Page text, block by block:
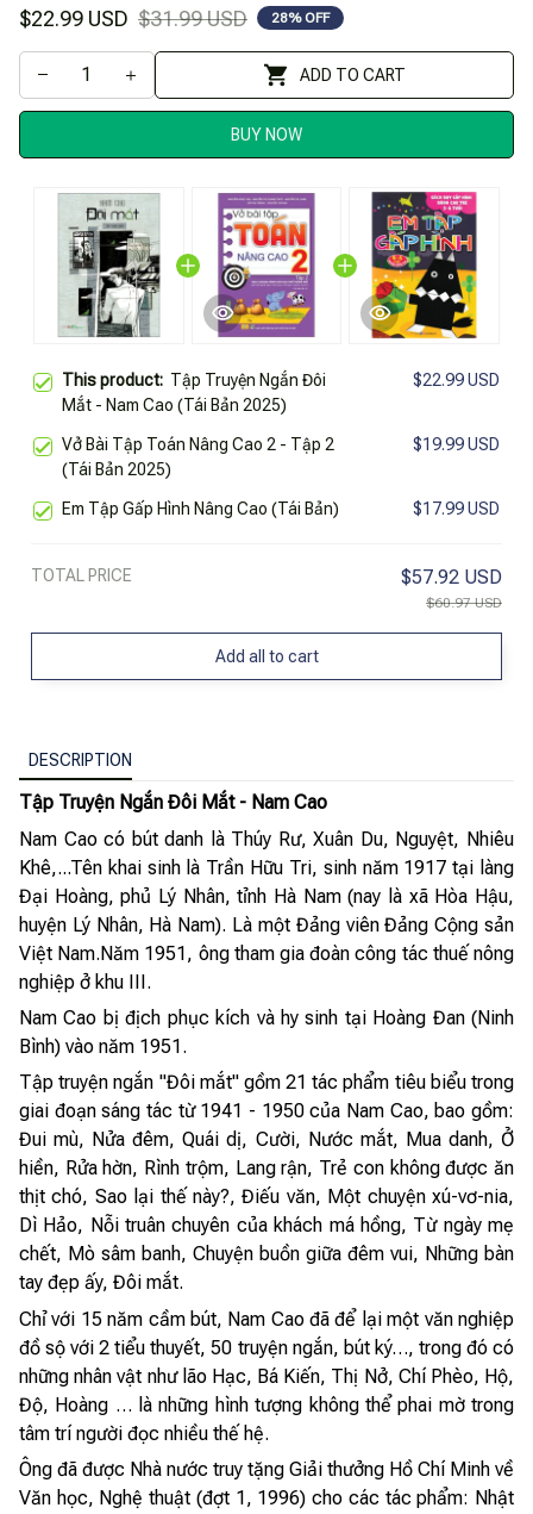
$22.99 USD $31.99 USD 28% OFF
ADD TO CART
BUY NOW
This product: Tập Truyện Ngắn Đôi
Mắt - Nam Cao (Tái Bản 2025)
$22.99 USD
Vở Bài Tập Toán Nâng Cao 2 - Tập 2
(Tái Bản 2025)
$19.99 USD
Em Tập Gấp Hình Nâng Cao (Tái Bản) $17.99 USD
TOTAL PRICE $57.92 USD
$60.97 USD
Add all to cart
DESCRIPTION
Tập Truyện Ngắn Đôi Mắt - Nam Cao
Nam Cao có bút danh là Thúy Rư, Xuân Du, Nguyệt, Nhiêu
Khê,...Tên khai sinh là Trần Hữu Tri, sinh năm 1917 tại làng
Đại Hoàng, phủ Lý Nhân, tỉnh Hà Nam (nay là xã Hòa Hậu,
huyện Lý Nhân, Hà Nam). Là một Đảng viên Đảng Cộng sản
Việt Nam.Năm 1951, ông tham gia đoàn công tác thuế nông
nghiệp ở khu III.
Nam Cao bị địch phục kích và hy sinh tại Hoàng Đan (Ninh
Bình) vào năm 1951.
Tập truyện ngắn "Đôi mắt" gồm 21 tác phẩm tiêu biểu trong
giai đoạn sáng tác từ 1941 - 1950 của Nam Cao, bao gồm:
Đui mù, Nửa đêm, Quái dị, Cười, Nước mắt, Mua danh, Ở
hiền, Rửa hờn, Rình trộm, Lang rận, Trẻ con không được ăn
thịt chó, Sao lại thế này?, Điếu văn, Một chuyện xú-vơ-nia,
Dì Hảo, Nỗi truân chuyên của khách má hồng, Từ ngày mẹ
chết, Mò sâm banh, Chuyện buồn giữa đêm vui, Những bàn
tay đẹp ấy, Đôi mắt.
Chỉ với 15 năm cầm bút, Nam Cao đã để lại một văn nghiệp
đồ sộ với 2 tiểu thuyết, 50 truyện ngắn, bút ký…, trong đó có
những nhân vật như lão Hạc, Bá Kiến, Thị Nở, Chí Phèo, Hộ,
Độ, Hoàng … là những hình tượng không thể phai mờ trong
tâm trí người đọc nhiều thế hệ.
Ông đã được Nhà nước truy tặng Giải thưởng Hồ Chí Minh về
Văn học, Nghệ thuật (đợt 1, 1996) cho các tác phẩm: Nhật